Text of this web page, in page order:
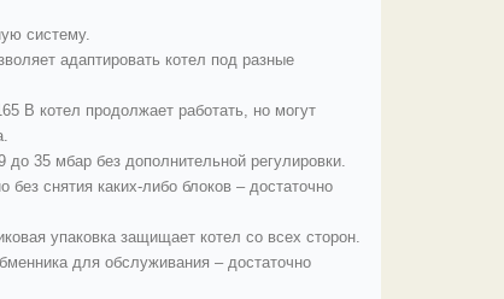
систему.
адаптировать котел под разные
В котел продолжает работать, но могут
35 мбар без дополнительной регулировки.
снятия каких-либо блоков – достаточно
упаковка защищает котел со всех сторон.
для обслуживания – достаточно